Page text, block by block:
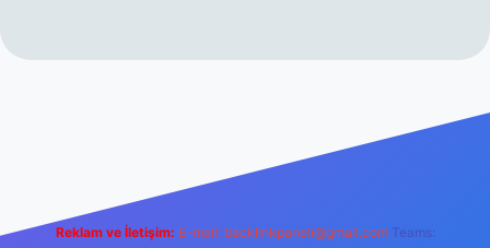
Reklam ve İletişim: E-mail: backlinkpaneli@gmail.com Teams: